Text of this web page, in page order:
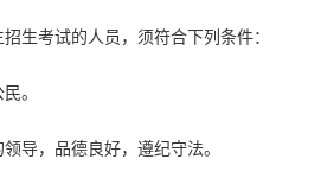
生考试的人员，须符合下列条件：
。
导，品德良好，遵纪守法。